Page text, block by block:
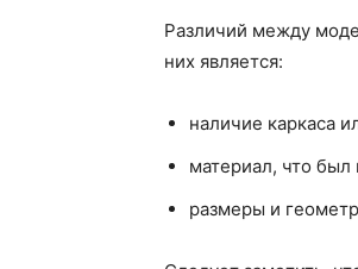
Различий между
них является:
наличие каркаса
материал, что был
размеры и